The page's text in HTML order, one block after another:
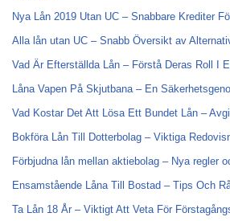
Nya Lån 2019 Utan UC – Snabbare Krediter
Alla lån utan UC – Snabb Översikt av
Vad Är Efterställda Lån – Förstå Deras Roll I
Låna Vapen På Skjutbana – En
Vad Kostar Det Att Lösa Ett Bundet Lån –
Bokföra Lån Till Dotterbolag – Viktiga
Förbjudna lån mellan aktiebolag – Nya regler
Ensamstående Låna Till Bostad – Tips Och
Ta Lån 18 År – Viktigt Att Veta För